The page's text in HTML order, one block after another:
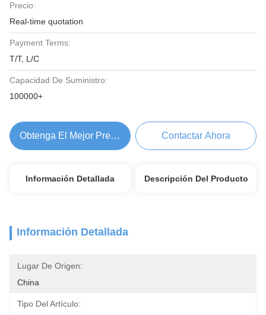
Precio:
Real-time quotation
Payment Terms:
T/T, L/C
Capacidad De Suministro:
100000+
Obtenga El Mejor Precio Contactar Ahora
Información Detallada Descripción Del Producto
Información Detallada
Lugar De Origen:
China
Tipo Del Artículo: